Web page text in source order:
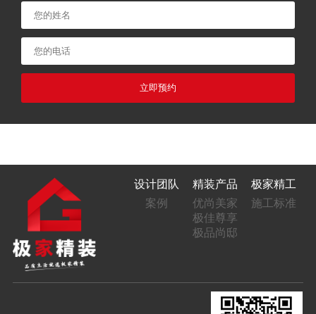
立即预约
设计团队
案例
精装产品
优尚美家
极佳尊享
极品尚邸
极家精工
施工标准